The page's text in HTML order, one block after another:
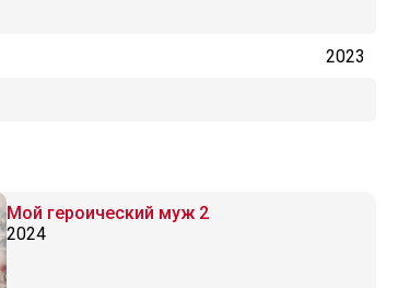
2023
Мой героический муж 2
2024